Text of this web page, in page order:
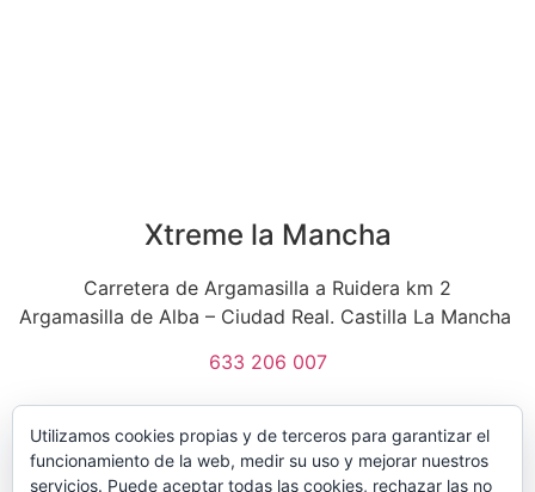
Xtreme la Mancha
Carretera de Argamasilla a Ruidera km 2
Argamasilla de Alba – Ciudad Real. Castilla La Mancha
633 206 007
Utilizamos cookies propias y de terceros para garantizar el
funcionamiento de la web, medir su uso y mejorar nuestros
servicios. Puede aceptar todas las cookies, rechazar las no